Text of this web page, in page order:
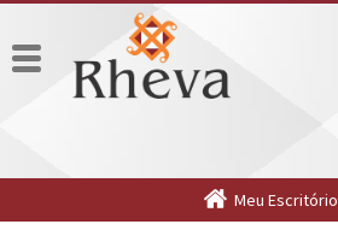
Meu Escritório